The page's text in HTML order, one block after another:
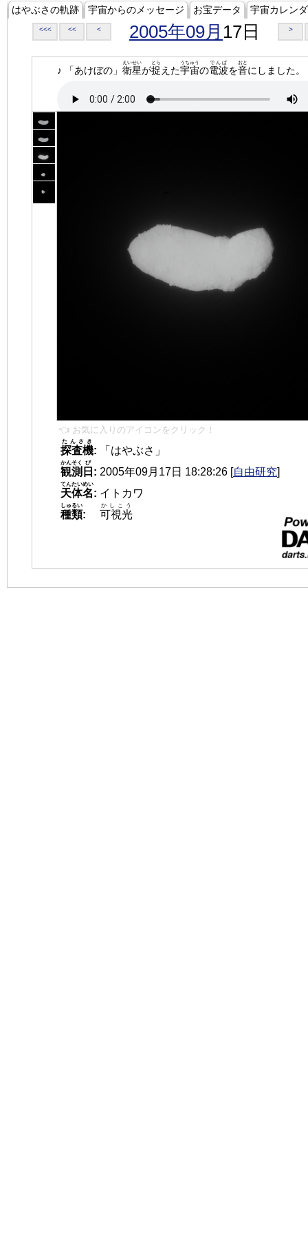
はやぶさの軌跡 宇宙からのメッセージ お宝データ 宇宙カレン
<<< << < 2005年09月 17日 >
♪ 「あけぼの」 衛星
えいせい
が捉
とら
えた宇宙
うちゅう
の電波
でんぱ
を音
おと
にしました。
👈 お気に入りのアイコンをクリック！
探査機
たんさき
:
「はやぶさ」
観測
かんそく
日
び
: 2005年09月17日 18:28:26 [自由研究]
天体名
てんたいめい
: イトカワ
種類
しゅるい
: 可視光
かしこう